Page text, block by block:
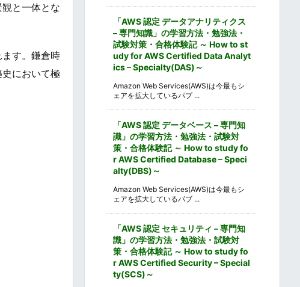
と一体とな
す。鎌倉時
において極
「AWS 認定 データアナリティクス
– 専門知識」の学習方法・勉強法・
試験対策・合格体験記 ～ How to st
udy for AWS Certified Data Analyt
ics – Specialty(DAS)～
Amazon Web Services(AWS)は今最もシ
ェアを拡大しているパブ ...
「AWS 認定 データベース – 専門知
識」の学習方法・勉強法・試験対
策・合格体験記 ～ How to study fo
r AWS Certified Database – Speci
alty(DBS)～
Amazon Web Services(AWS)は今最もシ
ェアを拡大しているパブ ...
「AWS 認定 セキュリティ – 専門知
識」の学習方法・勉強法・試験対
策・合格体験記 ～ How to study fo
r AWS Certified Security – Special
ty(SCS)～